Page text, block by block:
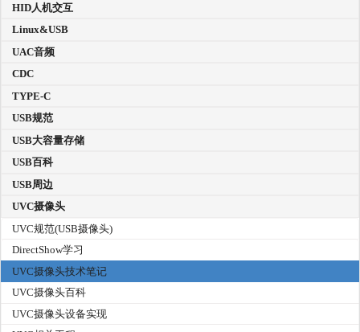
HID人机交互
Linux&USB
UAC音频
CDC
TYPE-C
USB规范
USB大容量存储
USB百科
USB周边
UVC摄像头
UVC规范(USB摄像头)
DirectShow学习
UVC摄像头技术笔记
UVC摄像头百科
UVC摄像头设备实现